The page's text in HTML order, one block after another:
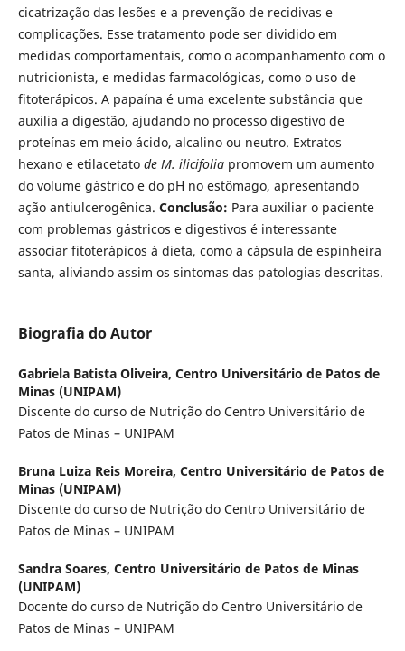
cicatrização das lesões e a prevenção de recidivas e
complicações. Esse tratamento pode ser dividido em
medidas comportamentais, como o acompanhamento com o
nutricionista, e medidas farmacológicas, como o uso de
fitoterápicos. A papaína é uma excelente substância que
auxilia a digestão, ajudando no processo digestivo de
proteínas em meio ácido, alcalino ou neutro. Extratos
hexano e etilacetato de M. ilicifolia promovem um aumento
do volume gástrico e do pH no estômago, apresentando
ação antiulcerogênica. Conclusão: Para auxiliar o paciente
com problemas gástricos e digestivos é interessante
associar fitoterápicos à dieta, como a cápsula de espinheira
santa, aliviando assim os sintomas das patologias descritas.
Biografia do Autor
Gabriela Batista Oliveira, Centro Universitário de Patos de
Minas (UNIPAM)
Discente do curso de Nutrição do Centro Universitário de
Patos de Minas – UNIPAM
Bruna Luiza Reis Moreira, Centro Universitário de Patos de
Minas (UNIPAM)
Discente do curso de Nutrição do Centro Universitário de
Patos de Minas – UNIPAM
Sandra Soares, Centro Universitário de Patos de Minas
(UNIPAM)
Docente do curso de Nutrição do Centro Universitário de
Patos de Minas – UNIPAM